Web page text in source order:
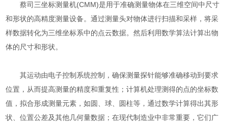
蔡司三坐标测量机(CMM)是用于准确测量物体在三维空间中尺寸
和形状的高精度测量设备。通过测量头对物体进行扫描和采样，将采
样数据转化为三维坐标系中的点云数据。然后利用数学算法计算出物
体的尺寸和形状。
其运动由电子控制系统控制，确保测量探针能够准确移动到要求
位置，从而提高测量的精度和重复性；计算机处理测得的点的坐标数
值，拟合形成测量元素，如圆、球、圆柱等，通过数学计算得出其形
状、位置公差及其他几何量数据；在现代制造业中非常重要，它们广